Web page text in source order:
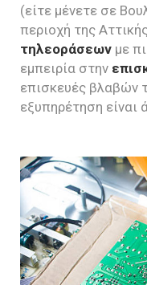
(είτε μένετε σε
περιοχή της
τηλεοράσεων με
εμπειρία στην
επισκευές βλαβών
εξυπηρέτηση είναι